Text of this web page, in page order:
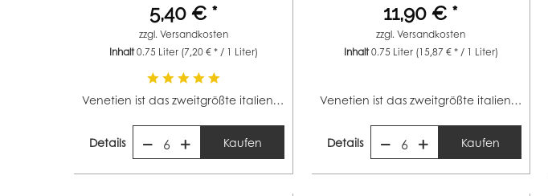
5,40 € *
zzgl. Versandkosten
Inhalt0.75 Liter (7,20 € * / 1 Liter)
Venetien ist das zweitgrößte italienische Weinbaugebiet...
Details 6 Kaufen
11,90 € *
zzgl.Versandkosten
Inhalt0.75 Liter (15,87 € * / 1 Liter)
Venetien ist das zweitgrößte italienische Weinbaugebiet...
Details 6 Kaufen